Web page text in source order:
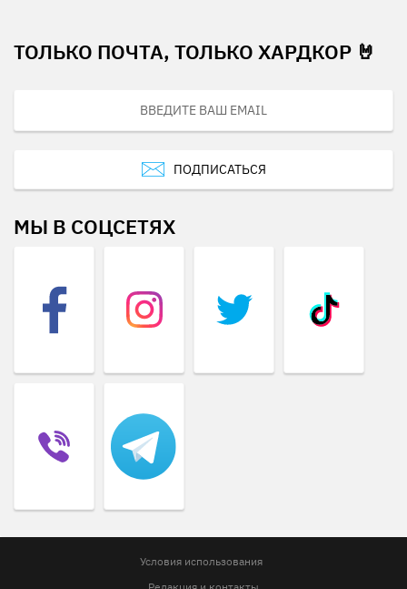
ТОЛЬКО ПОЧТА, ТОЛЬКО ХАРДКОР 🤘
ПОДПИСАТЬСЯ
МЫ В СОЦСЕТЯХ
Условия использования